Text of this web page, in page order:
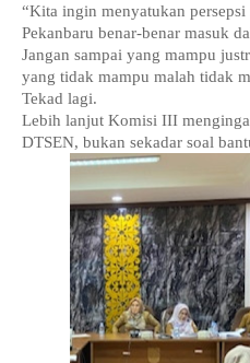
“Kita ingin menyatukan
Pekanbaru benar-benar masuk
Jangan sampai yang mampu
yang tidak mampu malah tidak
Tekad lagi.
Lebih lanjut Komisi III
DTSEN, bukan sekadar soal